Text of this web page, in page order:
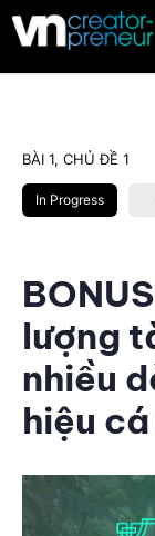
BÀI 1, CHỦ ĐỀ 1
In Progress
lượng
nhiều
hiệu